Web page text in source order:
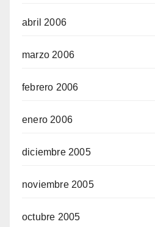
abril 2006
marzo 2006
febrero 2006
enero 2006
diciembre 2005
noviembre 2005
octubre 2005